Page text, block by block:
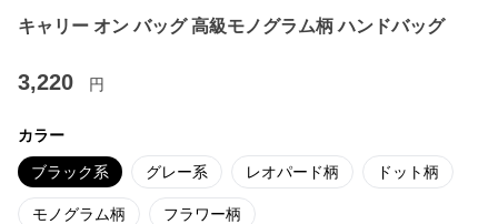
キャリー オン バッグ 高級モノグラム柄 ハンドバッグ
3,220 円
カラー
ブラック系 グレー系 レオパード柄 ドット柄
モノグラム柄 フラワー柄